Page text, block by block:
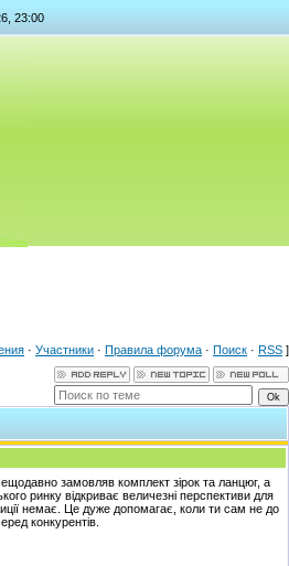
23:00
· Участники · Правила форума · Поиск · RSS ]
замовляв комплект зірок та ланцюг, а
ринку відкриває величезні перспективи для
немає. Це дуже допомагає, коли ти сам не до
конкурентів.